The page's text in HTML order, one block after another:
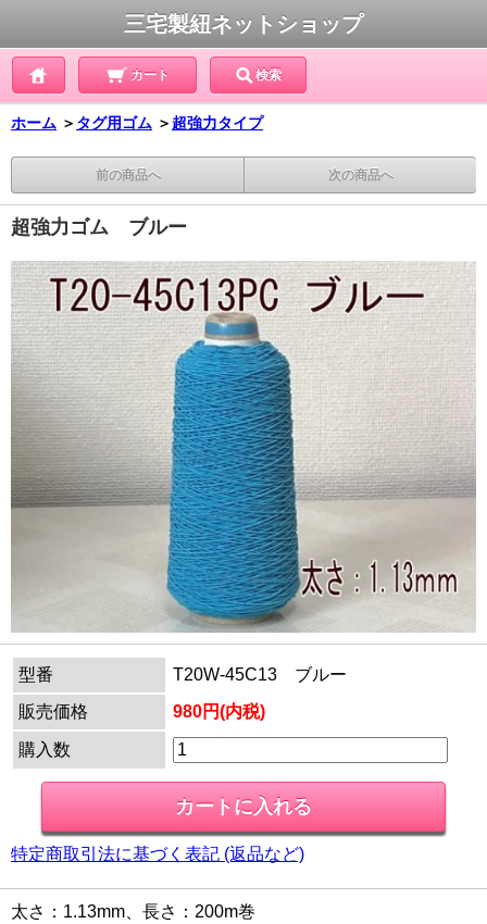
三宅製紐ネットショップ
カート 検索
ホーム ＞ タグ用ゴム ＞ 超強力タイプ
前の商品へ 次の商品へ
超強力ゴム ブルー
型番
T20W-45C13 ブルー
販売価格
980円(内税)
購入数
特定商取引法に基づく表記 (返品など)
太さ：1.13mm、長さ：200m巻